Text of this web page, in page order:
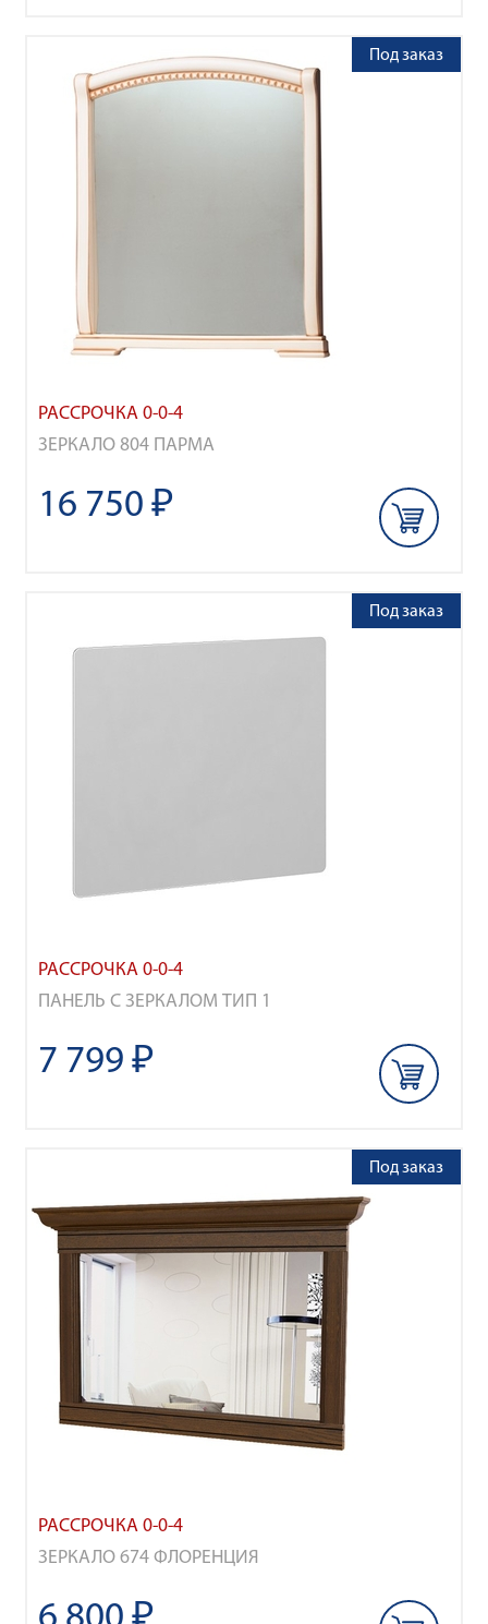
РАССРОЧКА 0-0-4
ЗЕРКАЛО 804 ПАРМА
Под заказ
16 750 ₽
РАССРОЧКА 0-0-4
ПАНЕЛЬ С ЗЕРКАЛОМ ТИП 1
Под заказ
7 799 ₽
РАССРОЧКА 0-0-4
ЗЕРКАЛО 674 ФЛОРЕНЦИЯ
Под заказ